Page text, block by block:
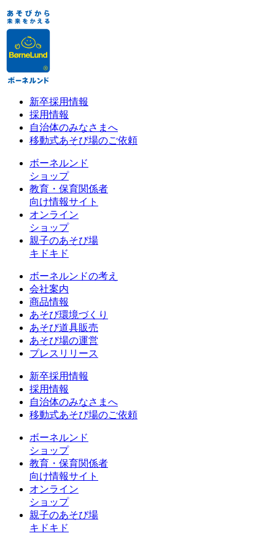
新卒採用情報
採用情報
自治体のみなさまへ
移動式あそび場のご依頼
ボーネルンド
ショップ
教育・保育関係者
向け情報サイト
オンライン
ショップ
親子のあそび場
キドキド
ボーネルンドの考え
会社案内
商品情報
あそび環境づくり
あそび道具販売
あそび場の運営
プレスリリース
新卒採用情報
採用情報
自治体のみなさまへ
移動式あそび場のご依頼
ボーネルンド
ショップ
教育・保育関係者
向け情報サイト
オンライン
ショップ
親子のあそび場
キドキド